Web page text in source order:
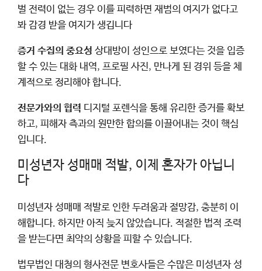
벌 전력이 없는 경우 이를 피력하면 재범의 여지가 없다고
봐 감경 받을 여지가 생깁니다
증거 수집의 중요성 상대방이 성인으로 보였다는 것을 입증
할 수 있는 대화 내역, 프로필 사진, 만나게 된 경위 등을 체
계적으로 정리해야 합니다.
전문가와의 협력 디지털 포렌식을 통해 유리한 증거를 확보
하고, 피해자 측과의 원만한 합의를 이끌어내는 것이 핵심
입니다.
미성년자 성매매 적발, 이제 혼자가 아닙니
다
미성년자 성매매 적발로 인한 두려움과 절망감, 충분히 이
해합니다. 하지만 아직 늦지 않았습니다. 적절한 법적 조력
을 받는다면 최악의 상황을 피할 수 있습니다.
법무법인 대청의 형사전문 변호사들은 수많은 미성년자 성